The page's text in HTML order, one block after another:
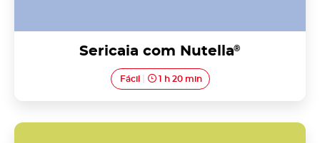
Sericaia com Nutella®
Fácil 1 h 20 min